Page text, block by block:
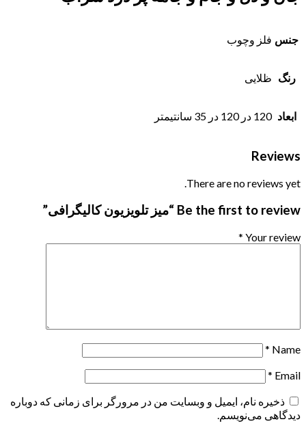
جنس فلز وچوب
رنگ ظلایی
ابعاد 120 در 120 در 35 سانتیمتر
Reviews
There are no reviews yet.
Be the first to review “میز تلویزیون کالیگرافی”
Your review
*
Name
*
Email
*
ذخیره نام، ایمیل و وبسایت من در مرورگر برای زمانی که دوباره
دیدگاهی می‌نویسم.